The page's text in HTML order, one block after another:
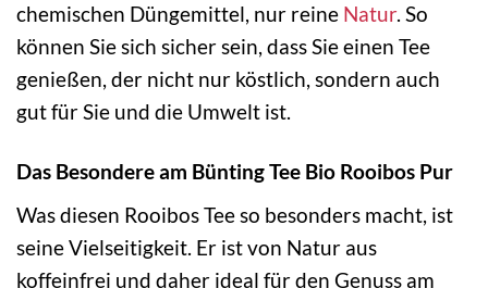
chemischen Düngemittel, nur reine Natur. So
können Sie sich sicher sein, dass Sie einen Tee
genießen, der nicht nur köstlich, sondern auch
gut für Sie und die Umwelt ist.
Das Besondere am Bünting Tee Bio Rooibos Pur
Was diesen Rooibos Tee so besonders macht, ist
seine Vielseitigkeit. Er ist von Natur aus
koffeinfrei und daher ideal für den Genuss am